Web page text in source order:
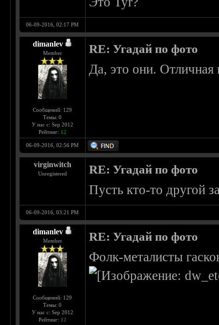
06-09-2016, 02:17 PM
dimanlev
Member
Сообщений: 129
Темы: 0
У нас с: Sep 2012
Рейтинг: 12
RE: Угадай по фото
Да, это они. Отличная
06-09-2016, 02:56 PM
virginwitch
Unregistered RE: Угадай по фото
Пусть кто-то другой
06-09-2016, 03:21 PM
dimanlev
Member
Сообщений: 129
Темы: 0
У нас с: Sep 2012
Рейтинг: 12
RE: Угадай по фото
Фолк-металисты